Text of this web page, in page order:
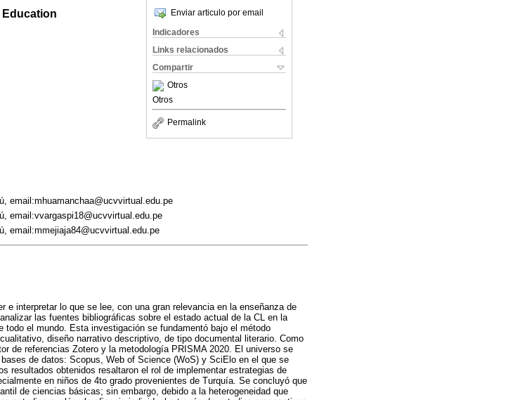
Enviar articulo por email
Indicadores
Links relacionados
Compartir
Otros
Otros
Permalink
email:mhuamanchaa@ucvvirtual.edu.pe
email:vvargaspi18@ucvvirtual.edu.pe
email:mmejiaja84@ucvvirtual.edu.pe
e interpretar lo que se lee, con una gran relevancia en la enseñanza de
las fuentes bibliográficas sobre el estado actual de la CL en la
el mundo. Esta investigación se fundamentó bajo el método
diseño narrativo descriptivo, de tipo documental literario. Como
de referencias Zotero y la metodología PRISMA 2020. El universo se
de datos: Scopus, Web of Science (WoS) y SciElo en el que se
resultados obtenidos resaltaron el rol de implementar estrategias de
en niños de 4to grado provenientes de Turquía. Se concluyó que
de ciencias básicas; sin embargo, debido a la heterogeneidad que